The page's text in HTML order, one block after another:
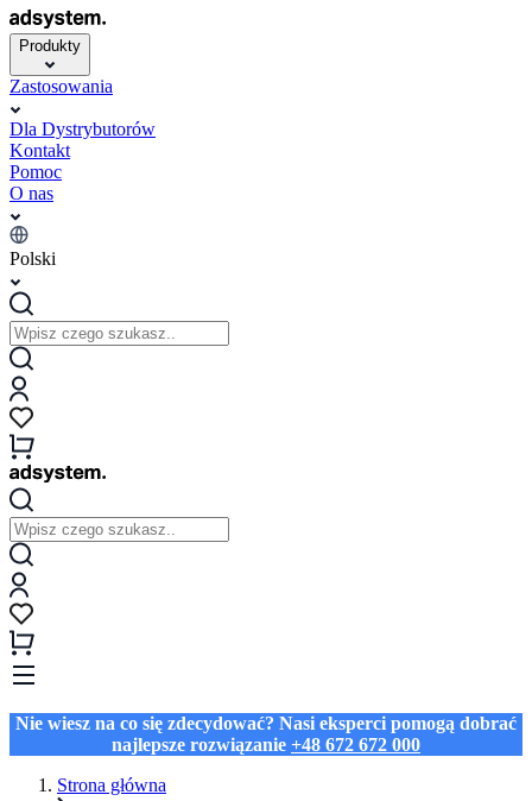
Produkty
Zastosowania
Dla Dystrybutorów
Kontakt
Pomoc
O nas
Polski
Nie wiesz na co się zdecydować? Nasi eksperci pomogą dobrać
najlepsze rozwiązanie +48 672 672 000
Strona główna